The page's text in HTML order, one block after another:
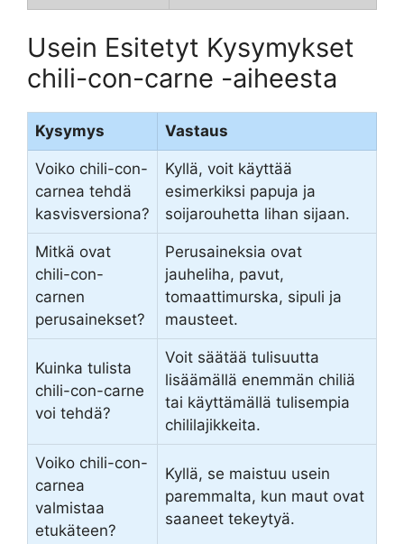
Usein Esitetyt Kysymykset
chili-con-carne -aiheesta
Kysymys Vastaus
Voiko chili-con-
carnea tehdä
kasvisversiona?
Kyllä, voit käyttää
esimerkiksi papuja ja
soijarouhetta lihan sijaan.
Mitkä ovat
chili-con-
carnen
perusainekset?
Perusaineksia ovat
jauheliha, pavut,
tomaattimurska, sipuli ja
mausteet.
Kuinka tulista
chili-con-carne
voi tehdä?
Voit säätää tulisuutta
lisäämällä enemmän chiliä
tai käyttämällä tulisempia
chililajikkeita.
Voiko chili-con-
carnea
valmistaa
etukäteen?
Kyllä, se maistuu usein
paremmalta, kun maut ovat
saaneet tekeytyä.